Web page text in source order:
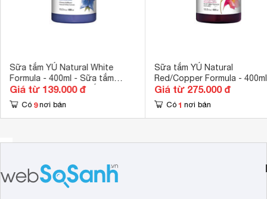
Sữa tắm YÚ Natural White
Formula - 400ml - Sữa tắm
dành cho chó lông trắng
Giá từ 139.000 đ
Có 9 nơi bán
Sữa tắm YÚ Natural
Red/Copper Formula -
dành cho chó lông màu
Giá từ 275.000 đ
Có 1 nơi bán